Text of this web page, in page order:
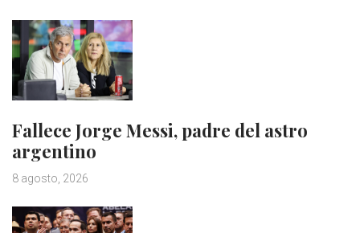
Fallece Jorge Messi, padre del astro
argentino
8 agosto, 2026